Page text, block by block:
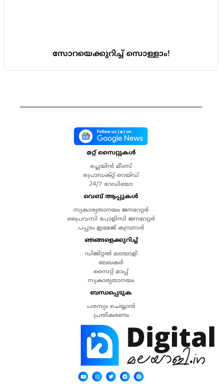
സോറയെക്കുറിച്ച് സൊള്ളാം!
മറ്റ് സൈറ്റുകൾ
പ്ലെയിൻ മീംസ്
പ്രൊഡക്റ്റ് റെയ്ഡ്
24/7 റേഡിയോ
വെബ് ആപ്പുകൾ
സ്വകാര്യതാനയം ജനറേറ്റർ
പ്രൈവസി പോളിസി ജനറേറ്റർ
പപ്പടം ഇമേജ് കമ്പ്രസർ
ഞങ്ങളെക്കുറിച്ച്
ഡിജിറ്റൽ മലയാളി
ലേഖകർ
സൈറ്റ് മാപ്പ്
സ്വകാര്യതാനയം
ബന്ധപ്പെടുക
പരസ്യം ചെയ്യാൻ
പ്രതികരണം